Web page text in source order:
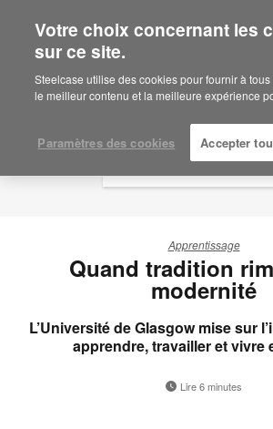
Are you in United
Would you like to see
your region?
English
Español
Apprentissage
Quand tradition
modernité
L’Université de Glasgow mise sur
apprendre, travailler et vivre
Lire 6 minutes
Votre choix concernant les
sur ce site.
Steelcase utilise des cookies pour fournir à
le meilleur contenu et la meilleure expérience
Paramètres des cookies Accepter